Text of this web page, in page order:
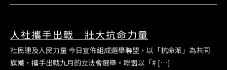
人社攜手出戰 壯大抗命力量
社民連‬及‎人民力量‬ 今日宣佈組成選舉聯盟，以「抗命派」為共同
旗幟，攜手出戰九月的立法會選舉。聯盟以「‪#‎ […]